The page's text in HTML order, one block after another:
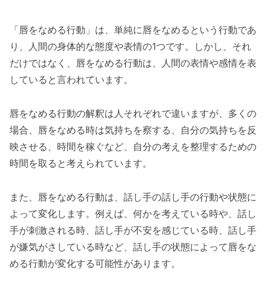
「唇をなめる行動」は、単純に唇をなめるという行動であ
り、人間の身体的な態度や表情の1つです。しかし、それ
だけではなく、唇をなめる行動は、人間の表情や感情を表
していると言われています。
唇をなめる行動の解釈は人それぞれで違いますが、多くの
場合、唇をなめる時は気持ちを察する、自分の気持ちを反
映させる、時間を稼ぐなど、自分の考えを整理するための
時間を取ると考えられています。
また、唇をなめる行動は、話し手の話し手の行動や状態に
よって変化します。例えば、何かを考えている時や、話し
手が刺激される時、話し手が不安を感じている時、話し手
が嫌気がさしている時など、話し手の状態によって唇をな
める行動が変化する可能性があります。